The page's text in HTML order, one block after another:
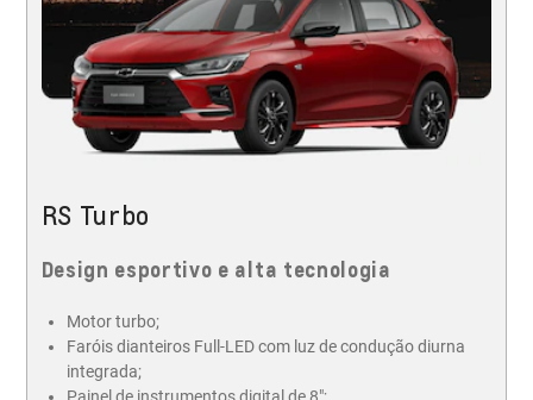
RS Turbo
Design esportivo e alta tecnologia
Motor turbo;
Faróis dianteiros Full-LED com luz de condução diurna
integrada;